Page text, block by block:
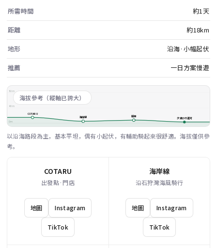
所需時間 約1天
距離 約18km
地形 沿海·小幅起伏
推薦 一日方案慢遊
海拔參考（縱軸已誇大）
80m
40m
0m
COTARU
海岸線
朝里 夕焼けの運河
以沿海路段為主，基本平坦，偶有小起伏，有輔助騎起來很舒適。海拔僅供參
考。
COTARU
出發點·門店
地圖 Instagram
TikTok
海岸線
沿石狩灣海風騎行
地圖 Instagram
TikTok